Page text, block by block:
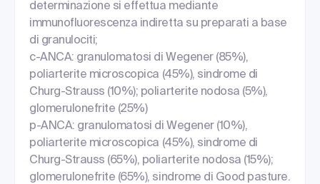
determinazione si effettua mediante
immunofluorescenza indiretta su preparati a base
di granulociti;
c-ANCA: granulomatosi di Wegener (85%),
poliarterite microscopica (45%), sindrome di
Churg-Strauss (10%); poliarterite nodosa (5%),
glomerulonefrite (25%)
p-ANCA: granulomatosi di Wegener (10%),
poliarterite microscopica (45%), sindrome di
Churg-Strauss (65%), poliarterite nodosa (15%);
glomerulonefrite (65%), sindrome di Good pasture.